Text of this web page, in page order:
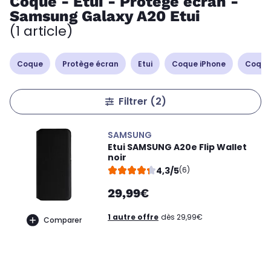
Samsung Galaxy A20 Etui
(1 article)
Coque Protège écran Etui Coque iPhone
Filtrer (2)
Comparer
SAMSUNG
Etui SAMSUNG A20e Flip Wallet
noir
4,3/5(6)
29,99€
1 autre offre dès 29,99€